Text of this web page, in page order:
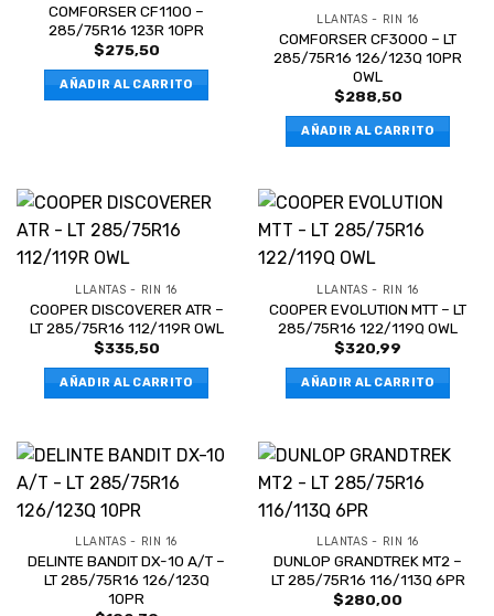
COMFORSER CF1100 –
285/75R16 123R 10PR
$275,50
AÑADIR AL CARRITO
LLANTAS - RIN 16
COMFORSER CF3000 – LT
285/75R16 126/123Q 10PR
OWL
$288,50
AÑADIR AL CARRITO
LLANTAS - RIN 16
COOPER DISCOVERER ATR –
LT 285/75R16 112/119R OWL
$335,50
AÑADIR AL CARRITO
LLANTAS - RIN 16
COOPER EVOLUTION MTT – LT
285/75R16 122/119Q OWL
$320,99
AÑADIR AL CARRITO
LLANTAS - RIN 16
DELINTE BANDIT DX-10 A/T –
LT 285/75R16 126/123Q
10PR
LLANTAS - RIN 16
DUNLOP GRANDTREK MT2 –
LT 285/75R16 116/113Q 6PR
$280,00